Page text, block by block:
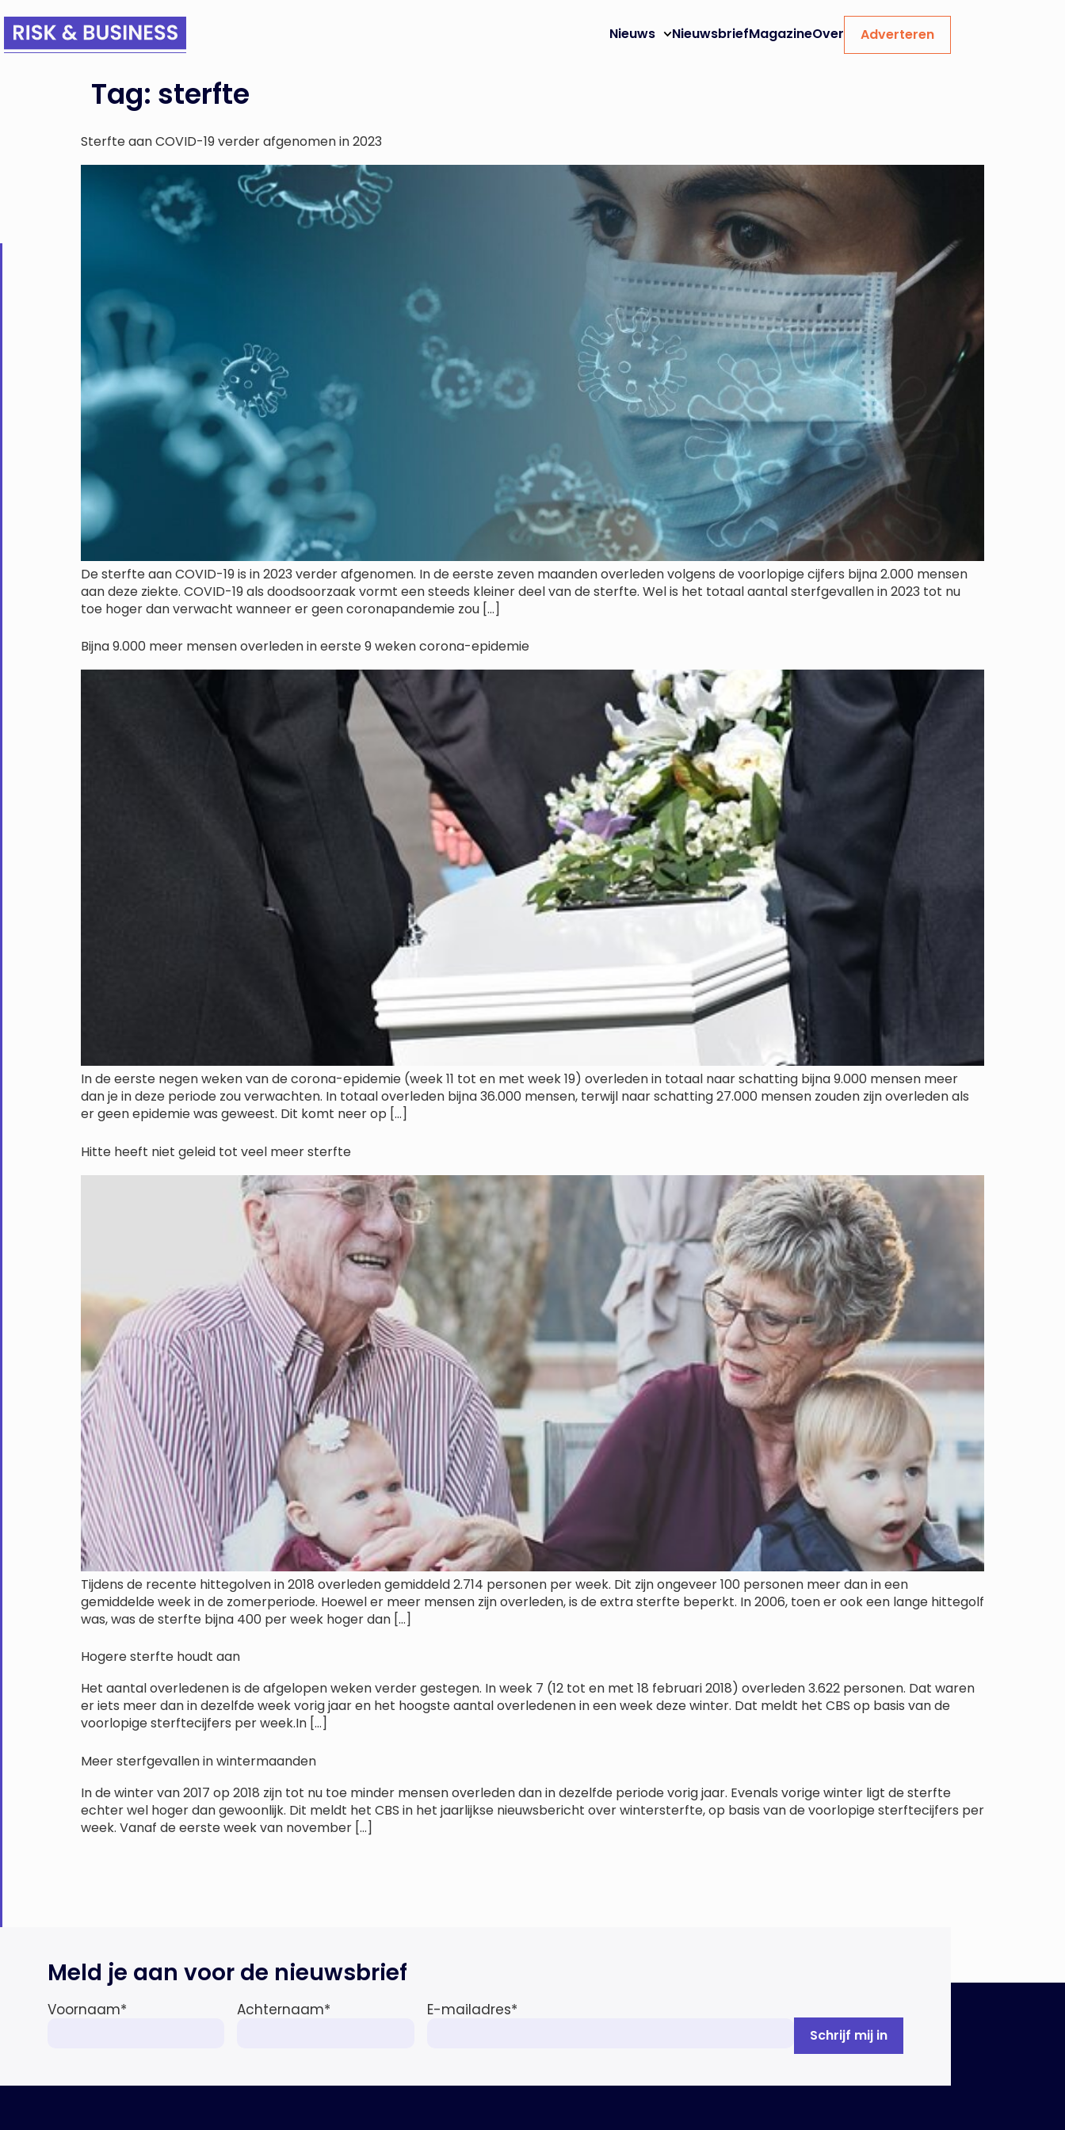
Nieuws NieuwsbriefMagazineOver Adverteren
Tag: sterfte
Sterfte aan COVID-19 verder afgenomen in 2023
De sterfte aan COVID-19 is in 2023 verder afgenomen. In de eerste zeven maanden overleden volgens de voorlopige cijfers bijna 2.000 mensen
aan deze ziekte. COVID-19 als doodsoorzaak vormt een steeds kleiner deel van de sterfte. Wel is het totaal aantal sterfgevallen in 2023 tot nu
toe hoger dan verwacht wanneer er geen coronapandemie zou […]
Bijna 9.000 meer mensen overleden in eerste 9 weken corona-epidemie
In de eerste negen weken van de corona-epidemie (week 11 tot en met week 19) overleden in totaal naar schatting bijna 9.000 mensen meer
dan je in deze periode zou verwachten. In totaal overleden bijna 36.000 mensen, terwijl naar schatting 27.000 mensen zouden zijn overleden als
er geen epidemie was geweest. Dit komt neer op […]
Hitte heeft niet geleid tot veel meer sterfte
Tijdens de recente hittegolven in 2018 overleden gemiddeld 2.714 personen per week. Dit zijn ongeveer 100 personen meer dan in een
gemiddelde week in de zomerperiode. Hoewel er meer mensen zijn overleden, is de extra sterfte beperkt. In 2006, toen er ook een lange hittegolf
was, was de sterfte bijna 400 per week hoger dan […]
Hogere sterfte houdt aan
Het aantal overledenen is de afgelopen weken verder gestegen. In week 7 (12 tot en met 18 februari 2018) overleden 3.622 personen. Dat waren
er iets meer dan in dezelfde week vorig jaar en het hoogste aantal overledenen in een week deze winter. Dat meldt het CBS op basis van de
voorlopige sterftecijfers per week.In […]
Meer sterfgevallen in wintermaanden
In de winter van 2017 op 2018 zijn tot nu toe minder mensen overleden dan in dezelfde periode vorig jaar. Evenals vorige winter ligt de sterfte
echter wel hoger dan gewoonlijk. Dit meldt het CBS in het jaarlijkse nieuwsbericht over wintersterfte, op basis van de voorlopige sterftecijfers per
week. Vanaf de eerste week van november […]
Meld je aan voor de nieuwsbrief
Voornaam* Achternaam* E-mailadres*